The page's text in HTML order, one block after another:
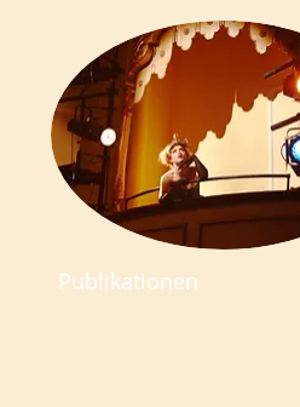
Publikationen